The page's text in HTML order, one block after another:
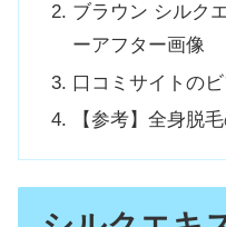
ブラウン シルク
ーアフター画像
口コミサイトの
【参考】全身脱